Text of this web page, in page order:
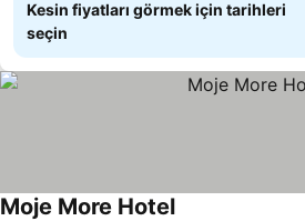
Kesin fiyatları görmek için tarihleri
seçin
Moje More Hotel